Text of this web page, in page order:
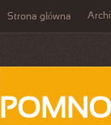
Strona główna